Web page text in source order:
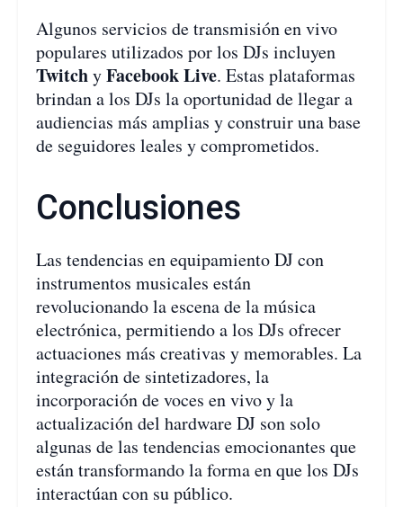
Algunos servicios de transmisión en vivo
populares utilizados por los DJs incluyen
TwitchyFacebook Live. Estas plataformas
brindan a los DJs la oportunidad de llegar a
audiencias más amplias y construir una base
de seguidores leales y comprometidos.
Conclusiones
Las tendencias en equipamiento DJ con
instrumentos musicales están
revolucionando la escena de la música
electrónica, permitiendo a los DJs ofrecer
actuaciones más creativas y memorables. La
integración de sintetizadores, la
incorporación de voces en vivo y la
actualización del hardware DJ son solo
algunas de las tendencias emocionantes que
están transformando la forma en que los DJs
interactúan con su público.